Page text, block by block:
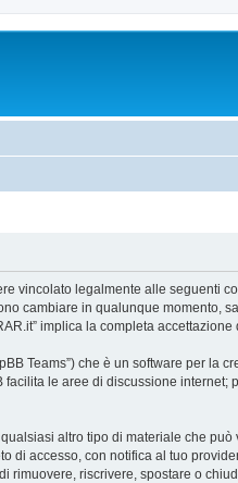
vincolato legalmente alle seguenti
cambiare in qualunque momento,
implica la completa accettazione
Teams”) che è un software per la
facilita le aree di discussione
altro tipo di materiale che
di accesso, con notifica al tuo
rimuovere, riscrivere, spostare o